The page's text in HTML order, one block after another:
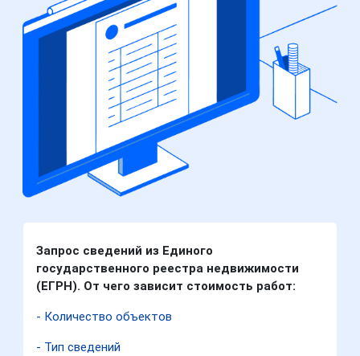
Запрос сведений из Единого
государственного реестра недвижимости
(ЕГРН). От чего зависит стоимость работ:
- Количество объектов
- Тип сведений